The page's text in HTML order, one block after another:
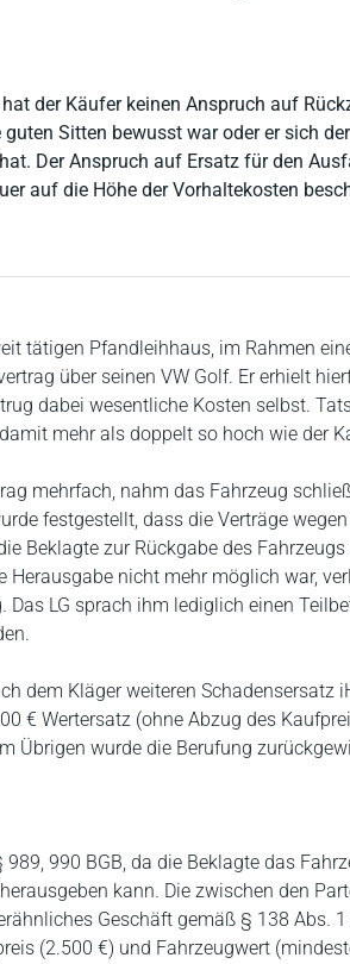
der Käufer keinen Anspruch auf
Sitten bewusst war oder er sich
Der Anspruch auf Ersatz für den
auf die Höhe der Vorhaltekosten
tätigen Pfandleihhaus, im Rahmen
über seinen VW Golf. Er erhielt
dabei wesentliche Kosten selbst.
mehr als doppelt so hoch wie der
mehrfach, nahm das Fahrzeug
festgestellt, dass die Verträge
Beklagte zur Rückgabe des
nicht mehr möglich war,
LG sprach ihm lediglich einen
dem Kläger weiteren Schadensersatz
€ Wertersatz (ohne Abzug des
wurde die Berufung
990 BGB, da die Beklagte das
kann. Die zwischen den
Geschäft gemäß § 138 Abs. 1
(2.500 €) und Fahrzeugwert